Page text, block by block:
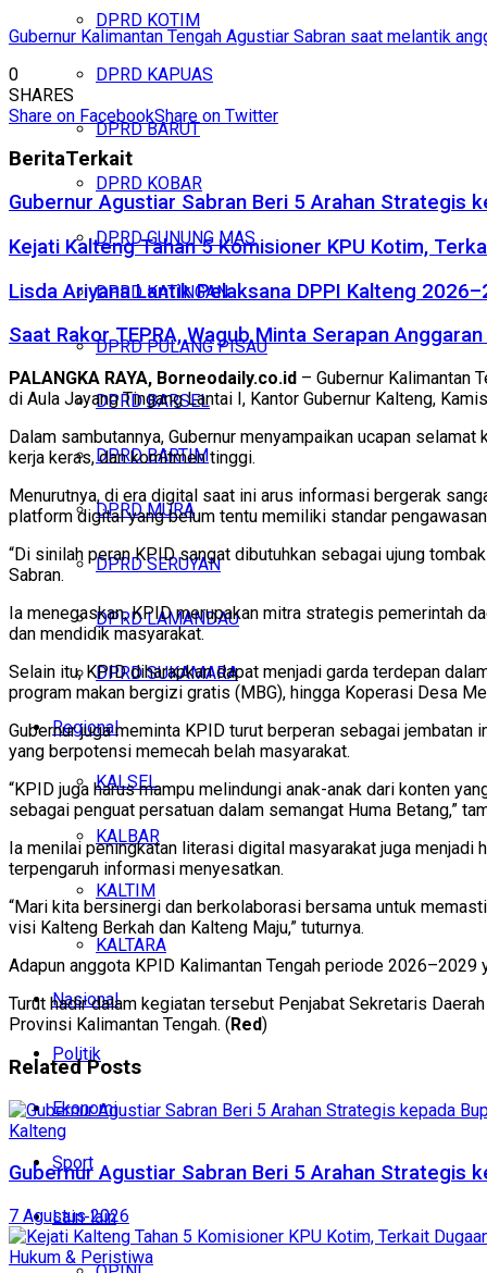
DPRD KOTIM
DPRD KAPUAS
DPRD BARUT
DPRD KOBAR
DPRD GUNUNG MAS
DPRD KATINGAN
DPRD PULANG PISAU
DPRD BARSEL
DPRD BARTIM
DPRD MURA
DPRD SERUYAN
DPRD LAMANDAU
DPRD SUKAMARA
Regional
KALSEL
KALBAR
KALTIM
KALTARA
Nasional
Politik
Ekonomi
Sport
Lain-lain
Gubernur Kalimantan Tengah Agustiar Sabran saat melantik
0
SHARES
Share on FacebookShare on Twitter
BeritaTerkait
Gubernur Agustiar Sabran Beri 5 Arahan Strategis
Kejati Kalteng Tahan 5 Komisioner KPU Kotim,
Lisda Ariyana Lantik Pelaksana DPPI Kalteng
Saat Rakor TEPRA, Wagub Minta Serapan
PALANGKA RAYA, Borneodaily.co.id – Gubernur Kalimantan
di Aula Jayang Tingang Lantai I, Kantor Gubernur Kalteng,
Dalam sambutannya, Gubernur menyampaikan ucapan
kerja keras, dan komitmen tinggi.
Menurutnya, di era digital saat ini arus informasi bergerak
platform digital yang belum tentu memiliki standar
“Di sinilah peran KPID sangat dibutuhkan sebagai ujung
Sabran.
Ia menegaskan, KPID merupakan mitra strategis pemerintah
dan mendidik masyarakat.
Selain itu, KPID diharapkan dapat menjadi garda terdepan
program makan bergizi gratis (MBG), hingga Koperasi Desa
Gubernur juga meminta KPID turut berperan sebagai
yang berpotensi memecah belah masyarakat.
“KPID juga harus mampu melindungi anak-anak dari konten
sebagai penguat persatuan dalam semangat Huma Betang,”
Ia menilai peningkatan literasi digital masyarakat juga
terpengaruh informasi menyesatkan.
“Mari kita bersinergi dan berkolaborasi bersama untuk
visi Kalteng Berkah dan Kalteng Maju,” tuturnya.
Adapun anggota KPID Kalimantan Tengah periode 2026–2029
Turut hadir dalam kegiatan tersebut Penjabat Sekretaris
Provinsi Kalimantan Tengah. ( Red)
RelatedPosts
Kalteng
Gubernur Agustiar Sabran Beri 5 Arahan Strategis
7 Agustus 2026
Hukum & Peristiwa